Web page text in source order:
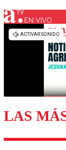
Los
EN VIVO
LAS